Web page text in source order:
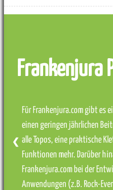
Frankenjura
Für Frankenjura.com gibt es
einen geringen jährlichen
alle Topos, eine praktische
Funktionen mehr. Darüber
Frankenjura.com bei der
Anwendungen (z.B. Rock-
❮